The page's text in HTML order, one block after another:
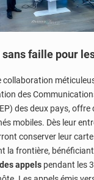
sans faille pour
collaboration
des
des deux pays,
mobiles. Dès leur
conserver leur carte
la frontière, bénéficiant
appels pendant les